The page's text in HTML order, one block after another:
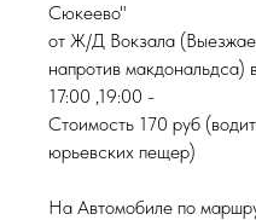
Сюкеево"
от Ж/Д Вокзала
напротив макдональдса)
17:00 ,19:00 -
Стоимость 170 руб
юрьевских пещер)
На Автомобиле по